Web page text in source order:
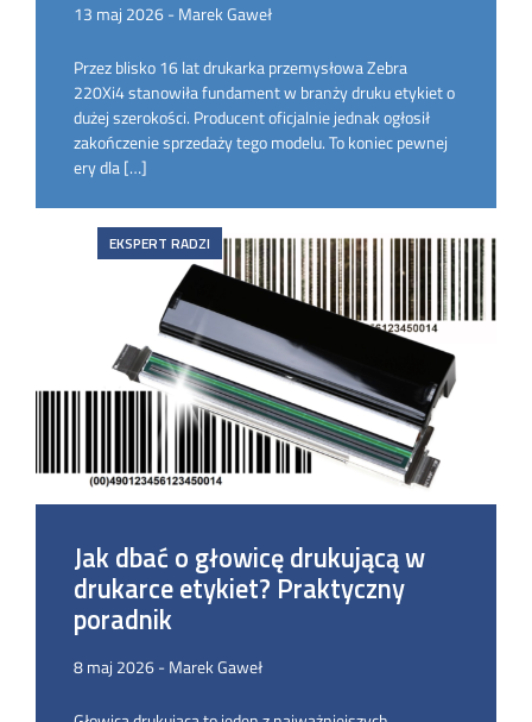
13 maj 2026 - Marek Gaweł
Przez blisko 16 lat drukarka przemysłowa Zebra
220Xi4 stanowiła fundament w branży druku etykiet o
dużej szerokości. Producent oficjalnie jednak ogłosił
zakończenie sprzedaży tego modelu. To koniec pewnej
ery dla […]
EKSPERT RADZI
Jak dbać o głowicę drukującą w
drukarce etykiet? Praktyczny
poradnik
8 maj 2026 - Marek Gaweł